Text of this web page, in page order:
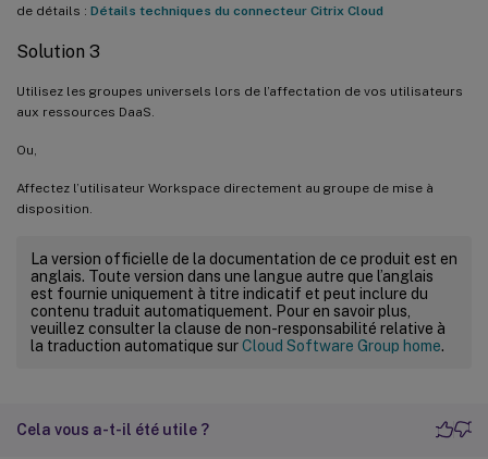
de détails : Détails techniques du connecteur Citrix Cloud
Solution 3
Utilisez les groupes universels lors de l’affectation de vos utilisateurs
aux ressources DaaS.
Ou,
Affectez l’utilisateur Workspace directement au groupe de mise à
disposition.
La version officielle de la documentation de ce produit est en
anglais. Toute version dans une langue autre que l’anglais
est fournie uniquement à titre indicatif et peut inclure du
contenu traduit automatiquement. Pour en savoir plus,
veuillez consulter la clause de non-responsabilité relative à
la traduction automatique surCloud Software Group home.
Cela vous a-t-il été utile ?